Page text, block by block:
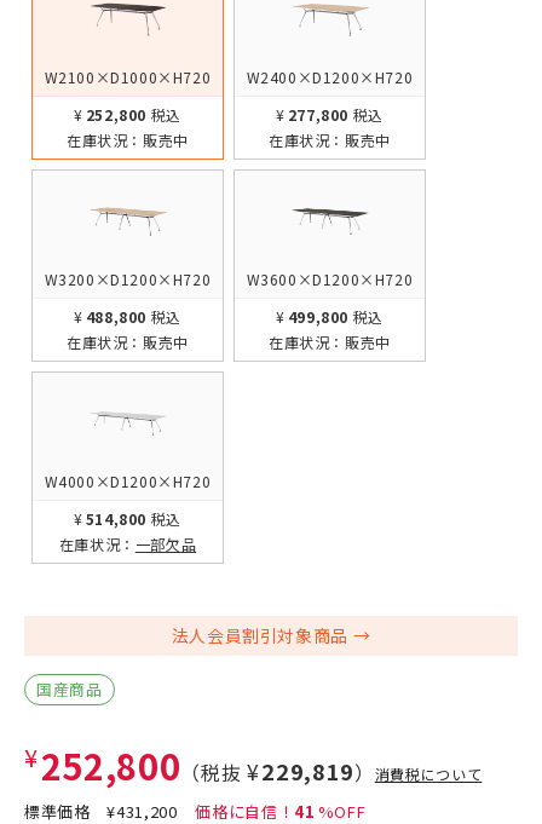
W2100×D1000×H720
¥252,800 税込
在庫状況： 販売中
W2400×D1200×H720
¥277,800 税込
在庫状況： 販売中
W3200×D1200×H720
¥488,800 税込
在庫状況： 販売中
W3600×D1200×H720
¥499,800 税込
在庫状況： 販売中
W4000×D1200×H720
¥514,800 税込
在庫状況： 一部欠品
法人会員割引対象商品
国産商品
¥252,800 （税抜 ¥229,819） 消費税について
標準価格¥431,200 41